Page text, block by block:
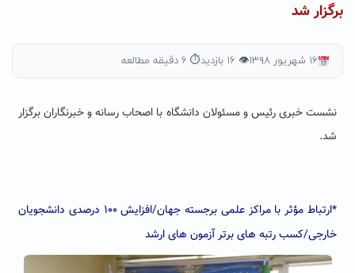
برگزار شد
۱۶ شهریور ۱۳۹۸ 👁 ۱۶ بازدید ⏱ ۶ دقیقه مطالعه
نشست خبری رئیس و مسئولان دانشگاه با اصحاب رسانه و خبرنگاران برگزار
شد.
*ارتباط مؤثر با مراکز علمی برجسته جهان/افزایش ۱۰۰ درصدی دانشجویان
خارجی/کسب رتبه های برتر آزمون های ارشد